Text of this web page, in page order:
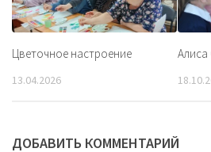
Цветочное настроение
13.04.2026
Алиса
ДОБАВИТЬ КОММЕНТАРИЙ